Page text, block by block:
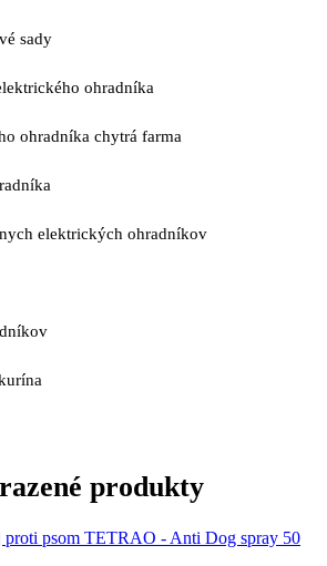
sady
ohradníka
ohradníka chytrá farma
elektrických ohradníkov
produkty